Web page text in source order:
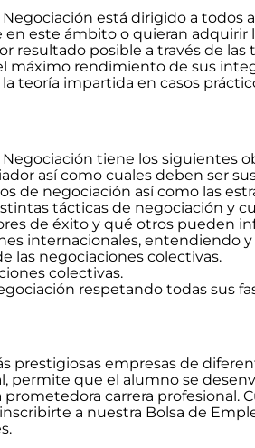
Negociación está dirigido a todos
este ámbito o quieran
resultado posible a través de
máximo rendimiento de sus
la teoría impartida en casos
Negociación tiene los siguientes
así como cuales deben ser
de negociación así como las
tácticas de negociación y
de éxito y qué otros pueden
internacionales, entendiendo
las negociaciones colectivas.
colectivas.
respetando todas sus
prestigiosas empresas de
permite que el alumno se
carrera profesional.
a nuestra Bolsa de